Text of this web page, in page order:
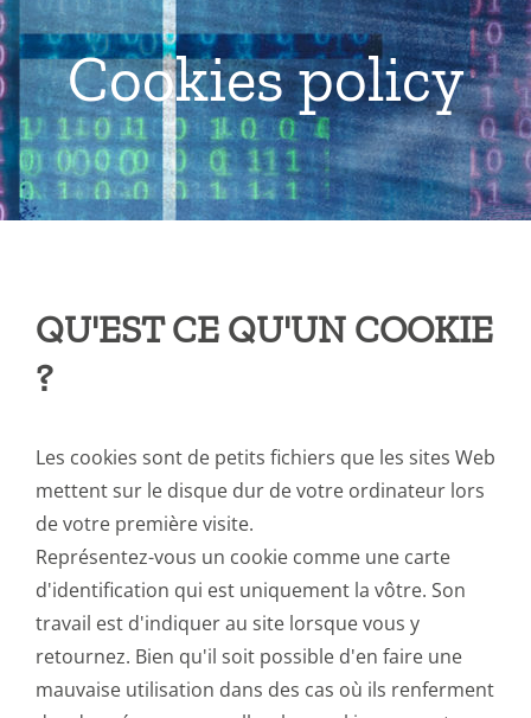
Cookies policy
QU'EST CE QU'UN COOKIE
?
Les cookies sont de petits fichiers que les sites Web
mettent sur le disque dur de votre ordinateur lors
de votre première visite.
Représentez-vous un cookie comme une carte
d'identification qui est uniquement la vôtre. Son
travail est d'indiquer au site lorsque vous y
retournez. Bien qu'il soit possible d'en faire une
mauvaise utilisation dans des cas où ils renferment